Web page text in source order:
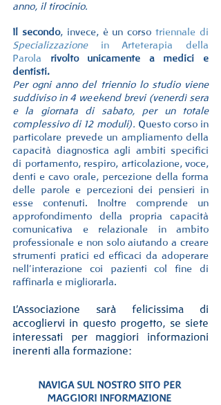
anno, il tirocinio.
Il secondo, invece, è un corso
Specializzazione in Arteterapia della
Parola
rivolto unicamente a medici e
dentisti.
Per ogni anno del triennio lo studio viene
suddiviso in 4 weekend brevi (venerdì sera
e la giornata di sabato, per un totale
complessivo di 12 moduli). Questo corso in
particolare prevede un ampliamento della
capacità diagnostica agli ambiti specifici
di portamento, respiro, articolazione, voce,
denti e cavo orale, percezione della forma
delle parole e percezioni dei pensieri in
esse contenuti. Inoltre comprende un
approfondimento della propria capacità
comunicativa e relazionale in ambito
professionale e non solo aiutando a creare
strumenti pratici ed efficaci da adoperare
nell’interazione coi pazienti col fine di
raffinarla e migliorarla.
L’Associazione sarà felicissima di
accogliervi in questo progetto, se siete
interessati per maggiori informazioni
inerenti alla formazione:
NAVIGA SUL NOSTRO SITO PER
MAGGIORI INFORMAZIONE